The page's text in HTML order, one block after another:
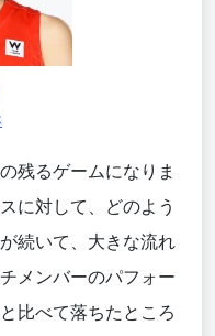
残るゲームになりま
に対して、どのよう
続いて、大きな流れ
メンバーのパフォー
比べて落ちたところ